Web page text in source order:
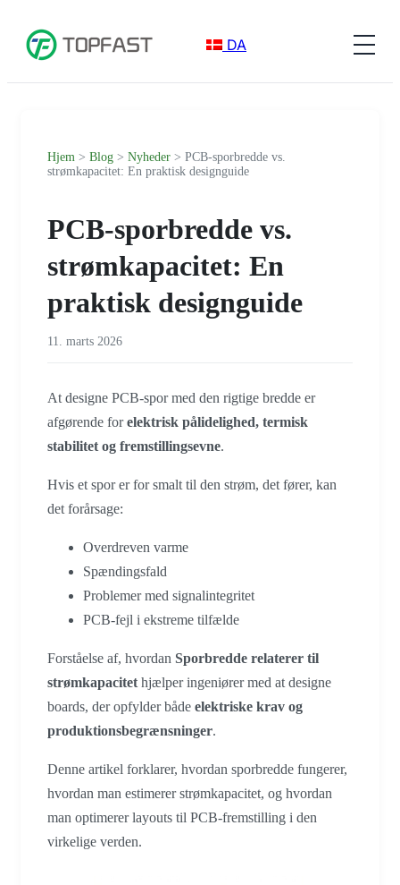
DA
Hjem > Blog > Nyheder > PCB-sporbredde vs.
strømkapacitet: En praktisk designguide
PCB-sporbredde vs.
strømkapacitet: En
praktisk designguide
11. marts 2026
At designe PCB-spor med den rigtige bredde er
afgørende forelektrisk pålidelighed, termisk
stabilitet og fremstillingsevne.
Hvis et spor er for smalt til den strøm, det fører, kan
det forårsage:
Overdreven varme
Spændingsfald
Problemer med signalintegritet
PCB-fejl i ekstreme tilfælde
Forståelse af, hvordan Sporbredde relaterer til
strømkapacitethjælper ingeniører med at designe
boards, der opfylder både elektriske krav og
produktionsbegrænsninger.
Denne artikel forklarer, hvordan sporbredde fungerer,
hvordan man estimerer strømkapacitet, og hvordan
man optimerer layouts til PCB-fremstilling i den
virkelige verden.